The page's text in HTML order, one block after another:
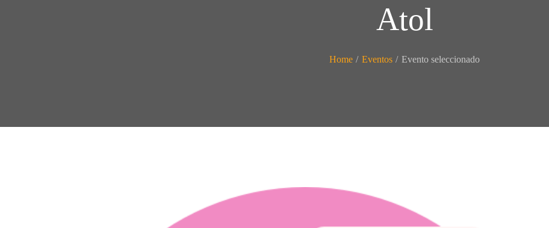
Atol
Home / Eventos / Evento seleccionado